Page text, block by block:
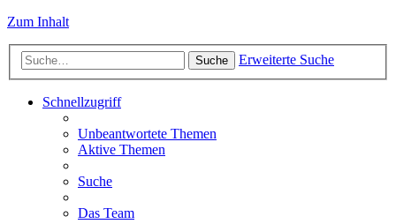
Zum Inhalt
Suche Erweiterte Suche
Schnellzugriff
Unbeantwortete Themen
Aktive Themen
Suche
Das Team